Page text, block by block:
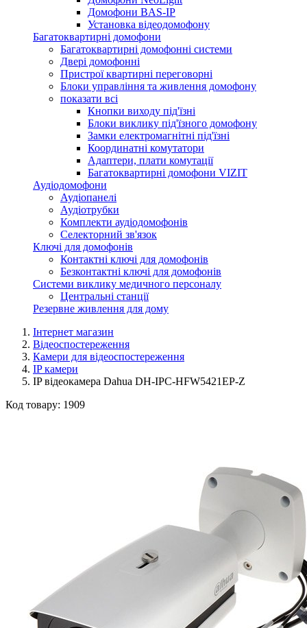
Домофони BAS-IP
Установка відеодомофону
Багатоквартирні домофони
Багатоквартирні домофонні системи
Двері домофонні
Пристрої квартирні переговорні
Блоки управління та живлення домофону
показати всі
Кнопки виходу під'їзні
Блоки виклику під'їзного домофону
Замки електромагнітні під'їзні
Координатні комутатори
Адаптери, плати комутації
Багатоквартирні домофони VIZIT
Аудіодомофони
Аудіопанелі
Аудіотрубки
Комплекти аудіодомофонів
Селекторний зв'язок
Ключі для домофонів
Контактні ключі для домофонів
Безконтактні ключі для домофонів
Системи виклику медичного персоналу
Центральні станції
Резервне живлення для дому
Інтернет магазин
Відеоспостереження
Камери для відеоспостереження
IP камери
IP відеокамера Dahua DH-IPC-HFW5421EP-Z
Код товару: 1909